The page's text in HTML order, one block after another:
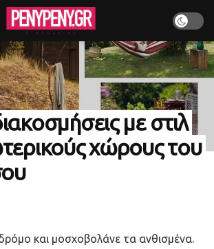
με στιλ
χώρους του
και μοσχοβολάνε τα ανθισμένα.